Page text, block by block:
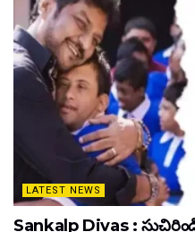
LATEST NEWS
Sankalp Divas :